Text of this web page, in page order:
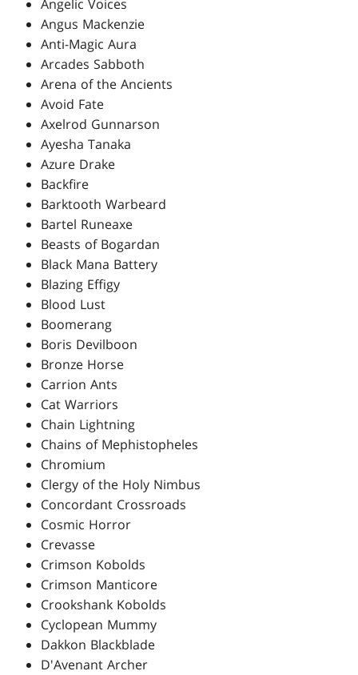
Angelic Voices
Angus Mackenzie
Anti-Magic Aura
Arcades Sabboth
Arena of the Ancients
Avoid Fate
Axelrod Gunnarson
Ayesha Tanaka
Azure Drake
Backfire
Barktooth Warbeard
Bartel Runeaxe
Beasts of Bogardan
Black Mana Battery
Blazing Effigy
Blood Lust
Boomerang
Boris Devilboon
Bronze Horse
Carrion Ants
Cat Warriors
Chain Lightning
Chains of Mephistopheles
Chromium
Clergy of the Holy Nimbus
Concordant Crossroads
Cosmic Horror
Crevasse
Crimson Kobolds
Crimson Manticore
Crookshank Kobolds
Cyclopean Mummy
Dakkon Blackblade
D'Avenant Archer